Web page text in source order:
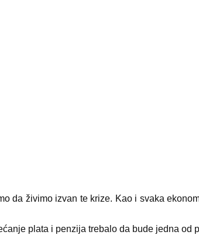
da živimo izvan te krize. Kao i svaka
plata i penzija trebalo da bude jedna od